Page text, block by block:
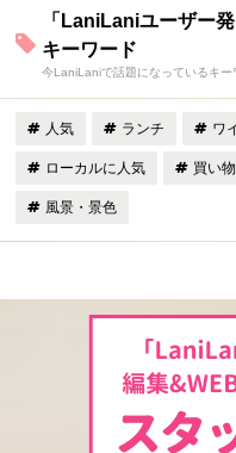
「LaniLaniユーザー
キーワード
今LaniLaniで話題になっているキー
人気 ランチ ワ
ローカルに人気 買い物
風景・景色